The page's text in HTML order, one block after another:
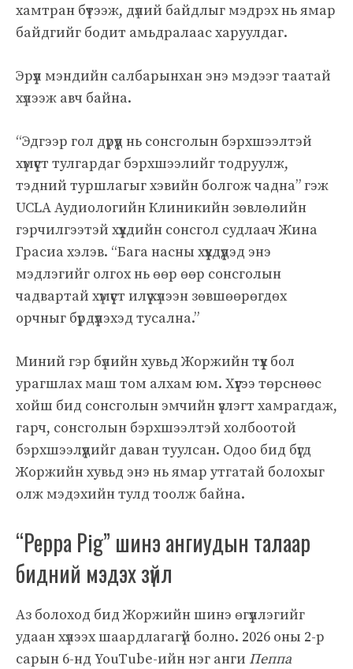
хамтран бүтээж, дүлий байдлыг мэдрэх нь ямар
байдгийг бодит амьдралаас харуулдаг.
Эрүүл мэндийн салбарынхан энэ мэдээг таатай
хүлээж авч байна.
“Эдгээр гол дүрүүд нь сонсголын бэрхшээлтэй
хүмүүст тулгардаг бэрхшээлийг тодруулж,
тэдний туршлагыг хэвийн болгож чадна” гэж
UCLA Аудиологийн Клиникийн зөвлөлийн
гэрчилгээтэй хүүхдийн сонсгол судлаач Жина
Грасиа хэлэв. “Бага насны хүүхдүүдэд энэ
мэдлэгийг олгох нь өөр өөр сонсголын
чадвартай хүмүүст илүү хүлээн зөвшөөрөгдөх
орчныг бүрдүүлэхэд тусална.”
Миний гэр бүлийн хувьд Жоржийн түүх бол
урагшлах маш том алхам юм. Хүүгээ төрснөөс
хойш бид сонсголын эмчийн үзлэгт хамрагдаж,
гарч, сонсголын бэрхшээлтэй холбоотой
бэрхшээлүүдийг даван туулсан. Одоо бид бүгд
Жоржийн хувьд энэ нь ямар утгатай болохыг
олж мэдэхийн тулд тоолж байна.
“Peppa Pig” шинэ ангиудын талаар
бидний мэдэх зүйл
Аз болоход бид Жоржийн шинэ өгүүллэгийг
удаан хүлээх шаардлагагүй болно. 2026 оны 2-р
сарын 6-нд YouTube-ийн нэг анги Пеппа